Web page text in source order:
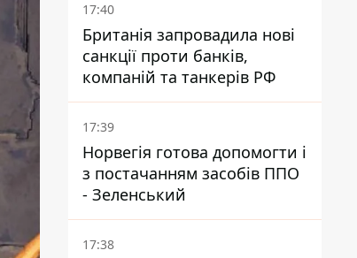
17:40
Британія запровадила нові
санкції проти банків,
компаній та танкерів РФ
17:39
Норвегія готова допомогти і
з постачанням засобів ППО
- Зеленський
17:38